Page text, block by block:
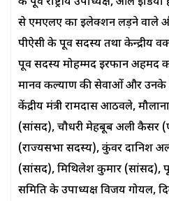
से एमएलए का इलेक्शन लड़ने वाले
पीऐसी के पूर्व सदस्य तथा केन्द्रीय
पूर्व सदस्य मोहम्मद इरफान अहमद
मानव कल्याण की सेवाओं और उनके
केंद्रीय मंत्री रामदास आठवले,
(सांसद), चौधरी मेहबूब अली कैसर
(राज्यसभा सदस्य), कुंवर दानिश
(सांसद), मिथिलेश कुमार (सांसद),
समिति के उपाध्यक्ष विजय गोयल,